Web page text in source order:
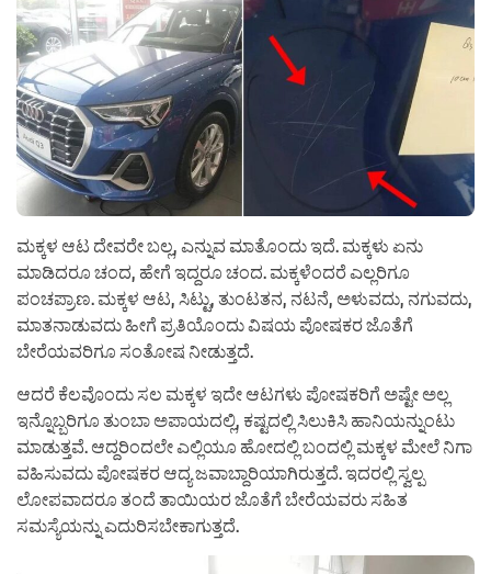
ಮಕ್ಕಳ ಆಟ ದೇವರೇ ಬಲ್ಲ, ಎನ್ನುವ ಮಾತೊಂದು ಇದೆ. ಮಕ್ಕಳು ಏನು
ಮಾಡಿದರೂ ಚಂದ, ಹೇಗೆ ಇದ್ದರೂ ಚಂದ. ಮಕ್ಕಳೆಂದರೆ ಎಲ್ಲರಿಗೂ
ಪಂಚಪ್ರಾಣ. ಮಕ್ಕಳ ಆಟ, ಸಿಟ್ಟು, ತುಂಟತನ, ನಟನೆ, ಅಳುವದು, ನಗುವದು,
ಮಾತನಾಡುವದು ಹೀಗೆ ಪ್ರತಿಯೊಂದು ವಿಷಯ ಪೋಷಕರ ಜೊತೆಗೆ
ಬೇರೆಯವರಿಗೂ ಸಂತೋಷ ನೀಡುತ್ತದೆ.
ಆದರೆ ಕೆಲವೊಂದು ಸಲ ಮಕ್ಕಳ ಇದೇ ಆಟಗಳು ಪೋಷಕರಿಗೆ ಅಷ್ಟೇ ಅಲ್ಲ
ಇನ್ನೊಬ್ಬರಿಗೂ ತುಂಬಾ ಅಪಾಯದಲ್ಲಿ, ಕಷ್ಟದಲ್ಲಿ ಸಿಲುಕಿಸಿ ಹಾನಿಯನ್ನುಂಟು
ಮಾಡುತ್ತವೆ. ಆದ್ದರಿಂದಲೇ ಎಲ್ಲಿಯೂ ಹೋದಲ್ಲಿ ಬಂದಲ್ಲಿ ಮಕ್ಕಳ ಮೇಲೆ ನಿಗಾ
ವಹಿಸುವದು ಪೋಷಕರ ಆದ್ಯ ಜವಾಬ್ದಾರಿಯಾಗಿರುತ್ತದೆ. ಇದರಲ್ಲಿ ಸ್ವಲ್ಪ
ಲೋಪವಾದರೂ ತಂದೆ ತಾಯಿಯರ ಜೊತೆಗೆ ಬೇರೆಯವರು ಸಹಿತ
ಸಮಸ್ಯೆಯನ್ನು ಎದುರಿಸಬೇಕಾಗುತ್ತದೆ.